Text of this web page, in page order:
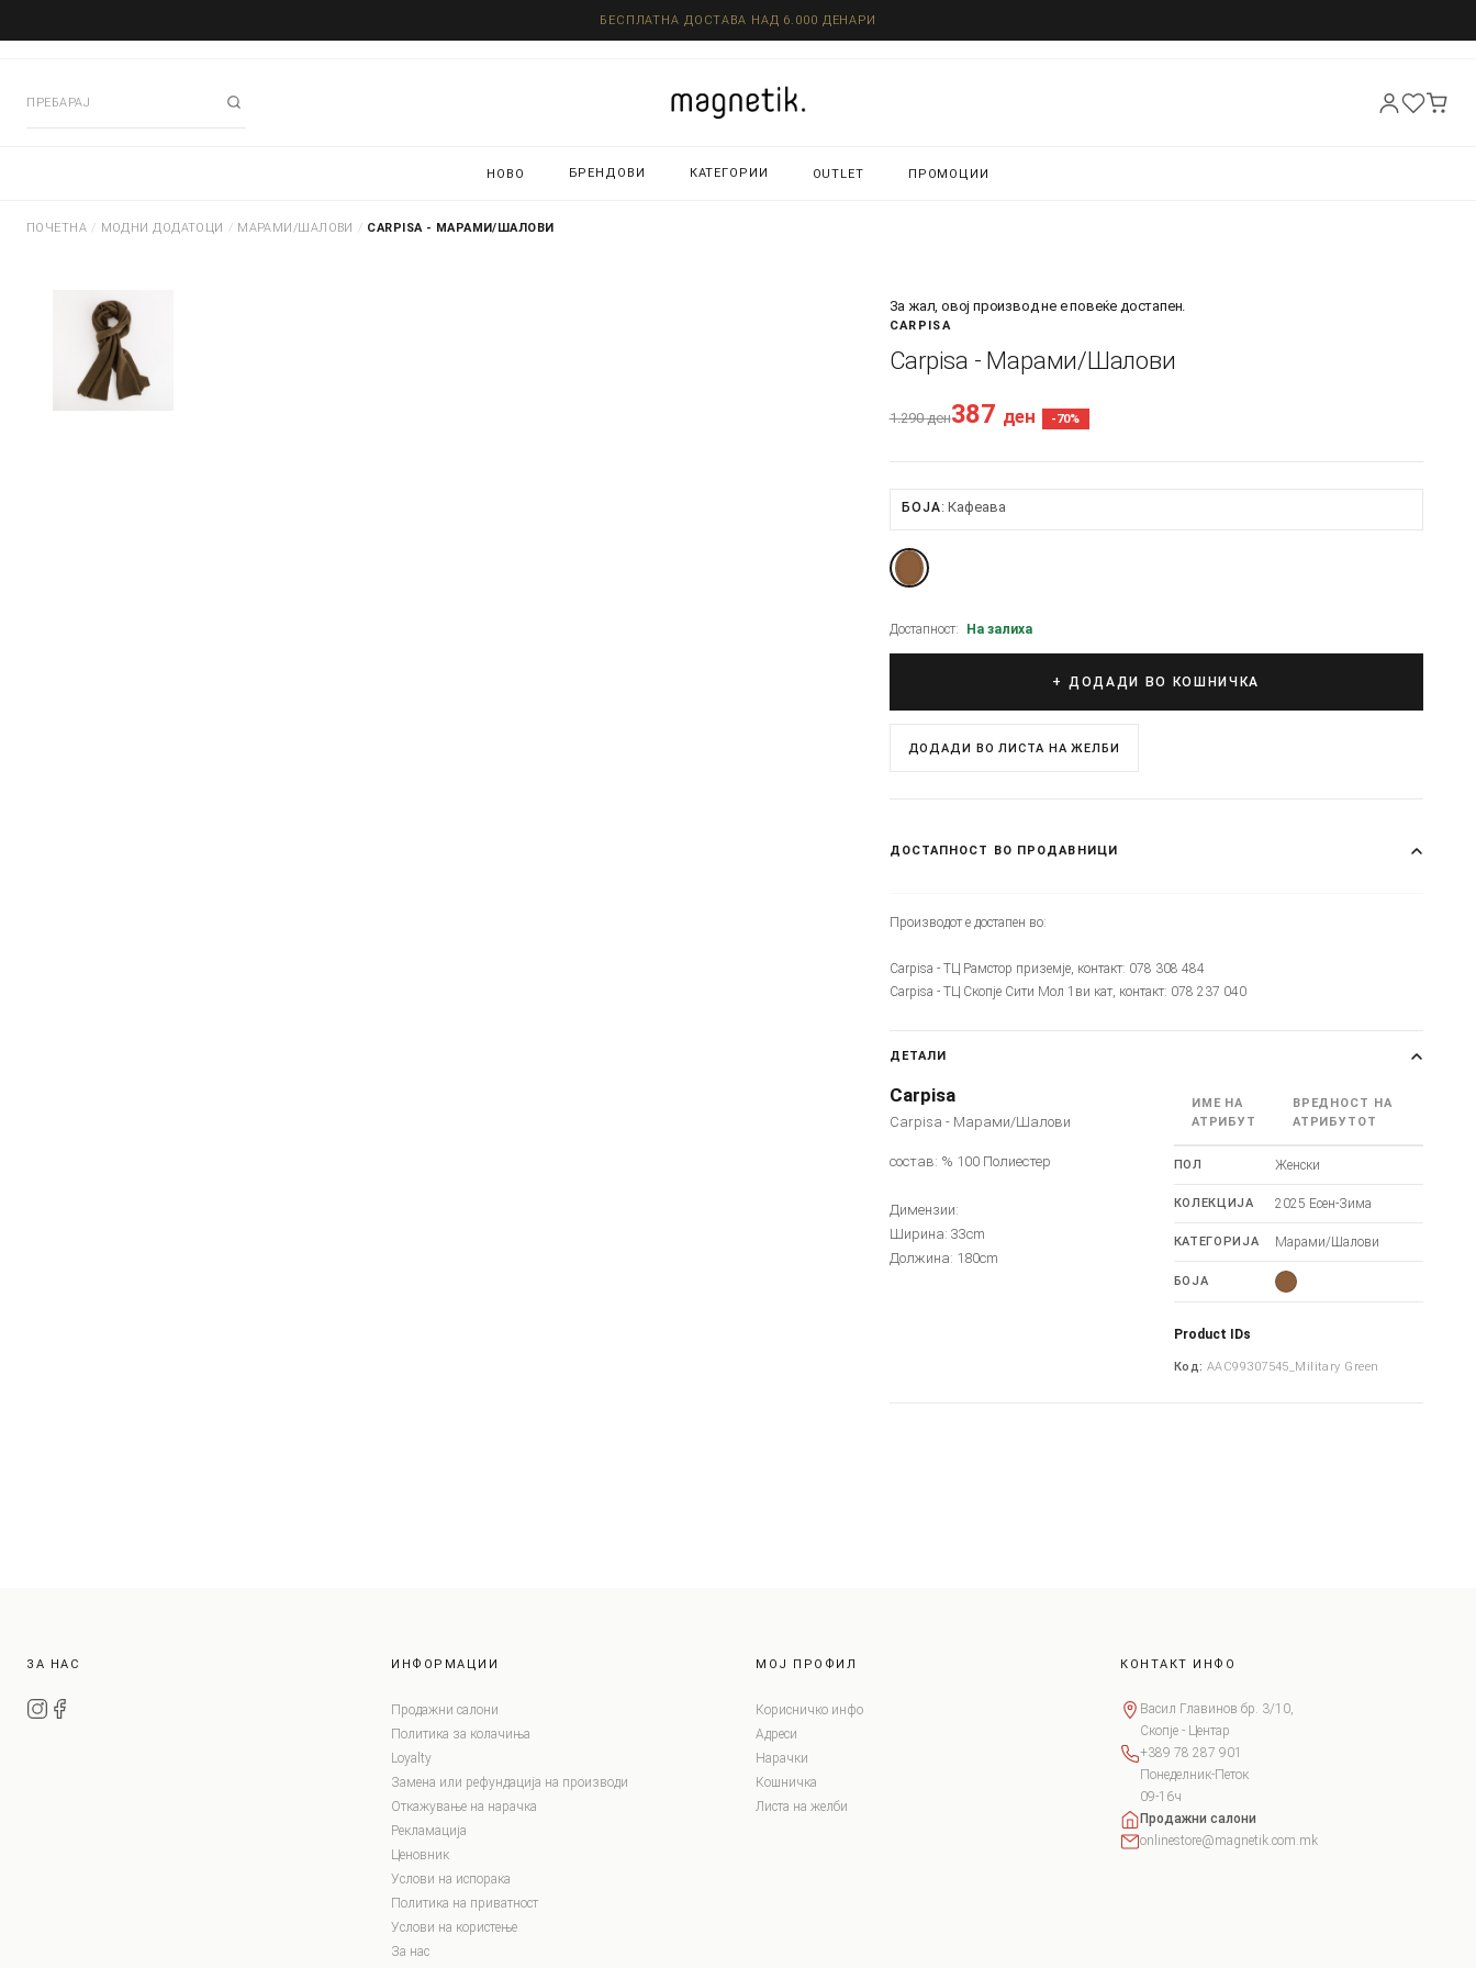
БЕСПЛАТНА ДОСТАВА НАД 6.000 ДЕНАРИ
НОВО БРЕНДОВИ КАТЕГОРИИ OUTLET ПРОМОЦИИ
ПОЧЕТНА / МОДНИ ДОДАТОЦИ / МАРАМИ/ШАЛОВИ / CARPISA - МАРАМИ/ШАЛОВИ
За жал, овој производ не е повеќе достапен.
CARPISA
Carpisa - Марами/Шалови
1.290ден387 ден -70%
БОЈА Кафеава
Достапност: На залиха
+ ДОДАДИ ВО КОШНИЧКА
ДОДАДИ ВО ЛИСТА НА ЖЕЛБИ
ДОСТАПНОСТ ВО ПРОДАВНИЦИ
Производот е достапен во:
Carpisa - ТЦ Рамстор приземје, контакт: 078 308 484
Carpisa - ТЦ Скопје Сити Мол 1ви кат, контакт: 078 237 040
ДЕТАЛИ
Carpisa
Carpisa - Марами/Шалови
состав: % 100 Полиестер
Димензии:
Ширина: 33cm
Должина: 180cm
ИМЕ НА
АТРИБУТ
ВРЕДНОСТ НА
АТРИБУТОТ
ПОЛ Женски
КОЛЕКЦИЈА 2025 Есен-Зима
КАТЕГОРИЈА Марами/Шалови
БОЈА
Product IDs
Код: AAC99307545_Military Green
ЗА НАС ИНФОРМАЦИИ
Продажни салони
Политика за колачиња
Loyalty
Замена или рефундација на производи
Откажување на нарачка
Рекламација
Ценовник
Услови на испорака
Политика на приватност
Услови на користење
За нас
МОЈ ПРОФИЛ
Корисничко инфо
Адреси
Нарачки
Кошничка
Листа на желби
КОНТАКТ ИНФО
Васил Главинов бр. 3/10,
Скопје - Центар
+389 78 287 901
Понеделник-Петок
09-16ч
Продажни салони
onlinestore@magnetik.com.mk